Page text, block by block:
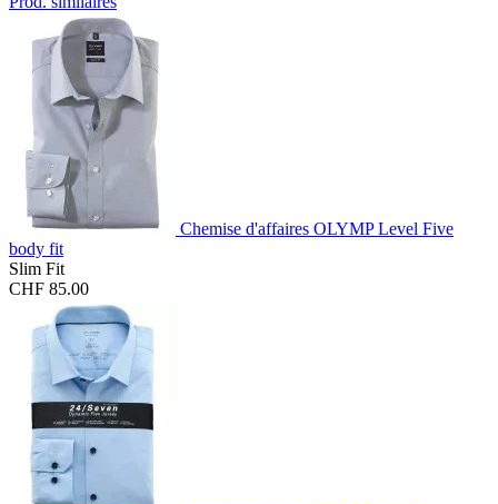
Chemise d'affaires OLYMP Level Five
body fit
Slim Fit
CHF 85.00